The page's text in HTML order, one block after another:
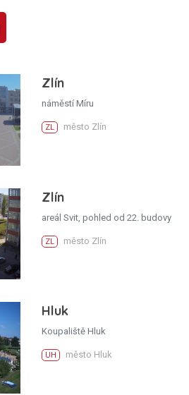
Zlín
náměstí Míru
ZL město Zlín
Zlín
areál Svit, pohled od 22. budovy
ZL město Zlín
Hluk
Koupaliště Hluk
UH město Hluk